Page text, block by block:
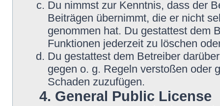
Du nimmst zur Kenntnis, dass der
Beiträgen übernimmt, die er nicht
genommen hat. Du gestattest dem
Funktionen jederzeit zu löschen
Du gestattest dem Betreiber
gegen o. g. Regeln verstoßen oder
Schaden zuzufügen.
4. General Public License